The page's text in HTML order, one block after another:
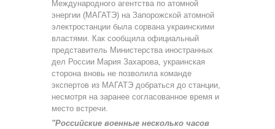
Международного агентства по атомной
энергии (МАГАТЭ) на Запорожской атомной
электростанции была сорвана украинскими
властями. Как сообщила официальный
представитель Министерства иностранных
дел России Мария Захарова, украинская
сторона вновь не позволила команде
экспертов из МАГАТЭ добраться до станции,
несмотря на заранее согласованное время и
место встречи.
"Российские военные несколько часов